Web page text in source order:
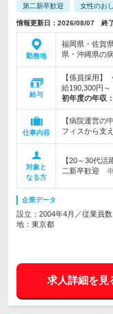
第二新卒歓迎 女性のお
情報更新日：2026/08/07 終
勤務地
福岡県・佐賀
県・沖縄県の
給与
【係員採用】
給190,300円
初年度の年収：
仕事内容
【病院運営の
フィスから支
対象と
なる方
【20～30代
二新卒歓迎 ※
企業データ
設立：2004年4月／従業員
地：東京都
求人詳細を見